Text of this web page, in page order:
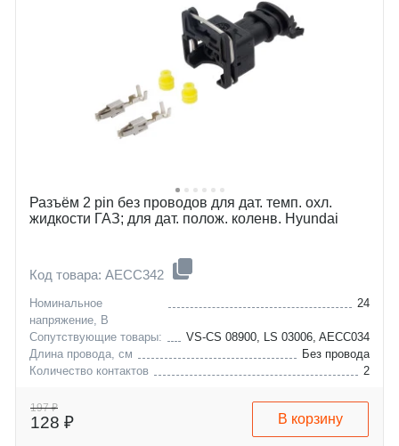
Разъём 2 pin без проводов для дат. темп. охл.
жидкости ГАЗ; для дат. полож. коленв. Hyundai
Код товара: AECC342
Номинальное
напряжение, В
24
Сопутствующие товары:
VS-CS 08900, LS 03006, AECC034
Длина провода, см
Без провода
Количество контактов
2
hyundai
accent
kia
coupe
elantra
197 ₽
128 ₽ В корзину